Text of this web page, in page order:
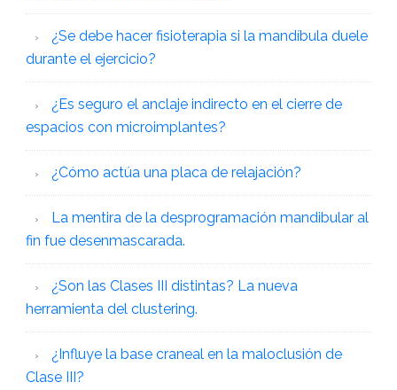
¿Se debe hacer fisioterapia si la mandíbula duele
durante el ejercicio?
¿Es seguro el anclaje indirecto en el cierre de
espacios con microimplantes?
¿Cómo actúa una placa de relajación?
La mentira de la desprogramación mandibular al
fin fue desenmascarada.
¿Son las Clases III distintas? La nueva
herramienta del clustering.
¿Influye la base craneal en la maloclusión de
Clase III?